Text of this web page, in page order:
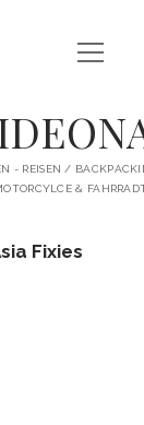
STARTSEITE
KI ARTWORK
R80 SCRAMBLER
Menü
öffnen
- REISEN /
&
Fixies